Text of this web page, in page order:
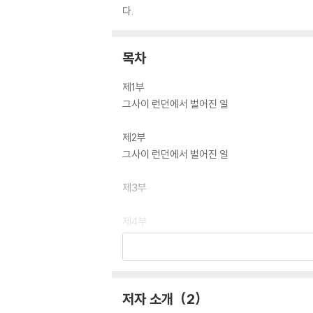
다.
목차
제1부
그사이 런던에서 벌어진 일
제2부
그사이 런던에서 벌어진 일
제3부
제4부
그사이 런던에서 벌어진 일
저자 소개 2